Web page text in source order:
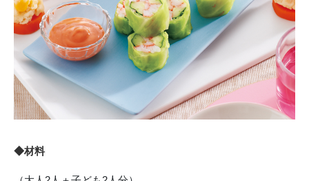
◆材料